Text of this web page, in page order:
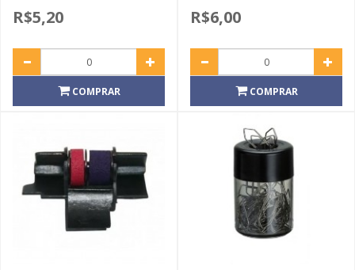
R$5,20
COMPRAR
R$6,00
COMPRAR